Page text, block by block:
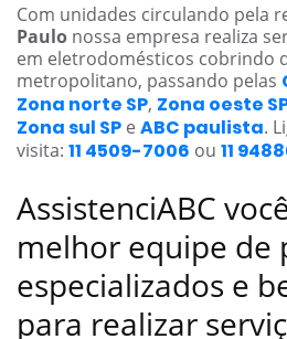
Com unidades circulando pela
Paulo nossa empresa realiza
em eletrodomésticos cobrindo
metropolitano, passando pelas
Zona norte SP, Zona oeste
Zona sul SP e ABC paulista.
visita: 11 4509-7006 ou 11
AssistenciABC
melhor equipe de
especializados e
para realizar